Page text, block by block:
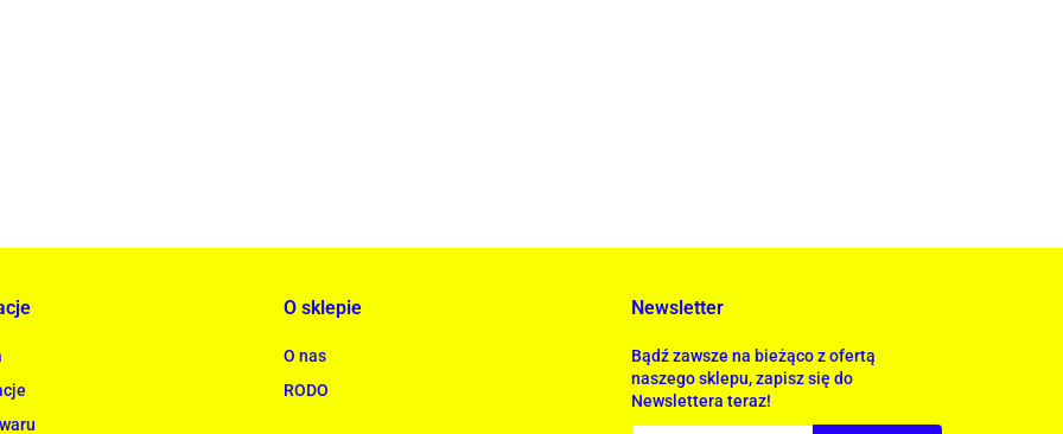
O sklepie
O nas
RODO
Newsletter
Bądź zawsze na bieżąco z ofertą
naszego sklepu, zapisz się do
Newslettera teraz!